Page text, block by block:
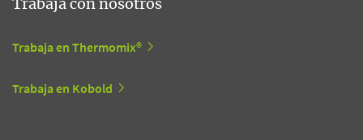
Trabaja con nosotros
Trabaja en Thermomix®
Trabaja en Kobold